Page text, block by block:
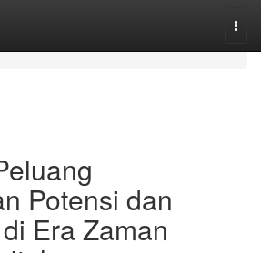
Potensi dan
Era Zaman